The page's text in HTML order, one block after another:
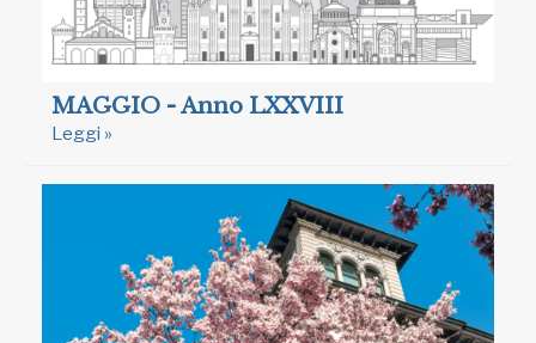
MAGGIO - Anno LXXVIII
Leggi »